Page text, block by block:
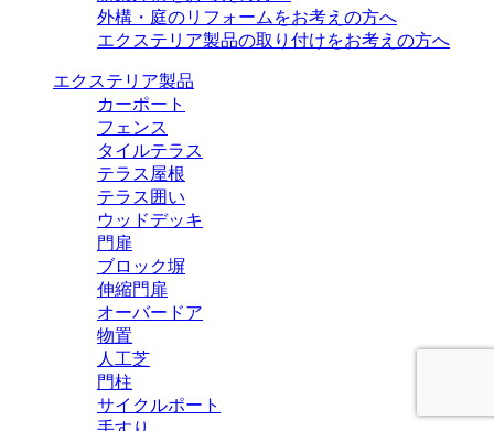
外構・庭のリフォームをお考えの方へ
エクステリア製品の取り付けをお考えの方へ
エクステリア製品
カーポート
フェンス
タイルテラス
テラス屋根
テラス囲い
ウッドデッキ
門扉
ブロック塀
伸縮門扉
オーバードア
物置
人工芝
門柱
サイクルポート